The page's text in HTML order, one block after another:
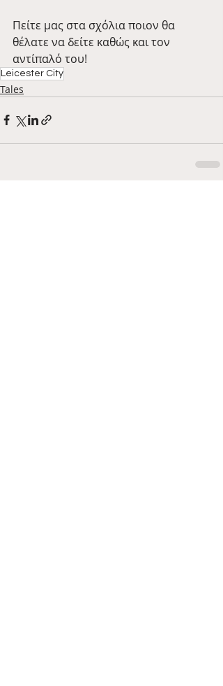
Πείτε μας στα σχόλια ποιον θα
θέλατε να δείτε καθώς και τον
αντίπαλό του!
Leicester City
Tales